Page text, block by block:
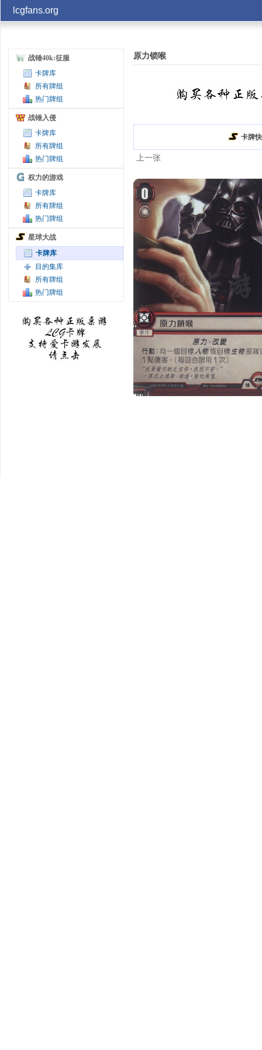
lcgfans.org
战锤40k:征服
卡牌库
所有牌组
热门牌组
战锤入侵
卡牌库
所有牌组
热门牌组
权力的游戏
卡牌库
所有牌组
热门牌组
星球大战
卡牌库
目的集库
所有牌组
热门牌组
原力锁喉
卡牌
上一张